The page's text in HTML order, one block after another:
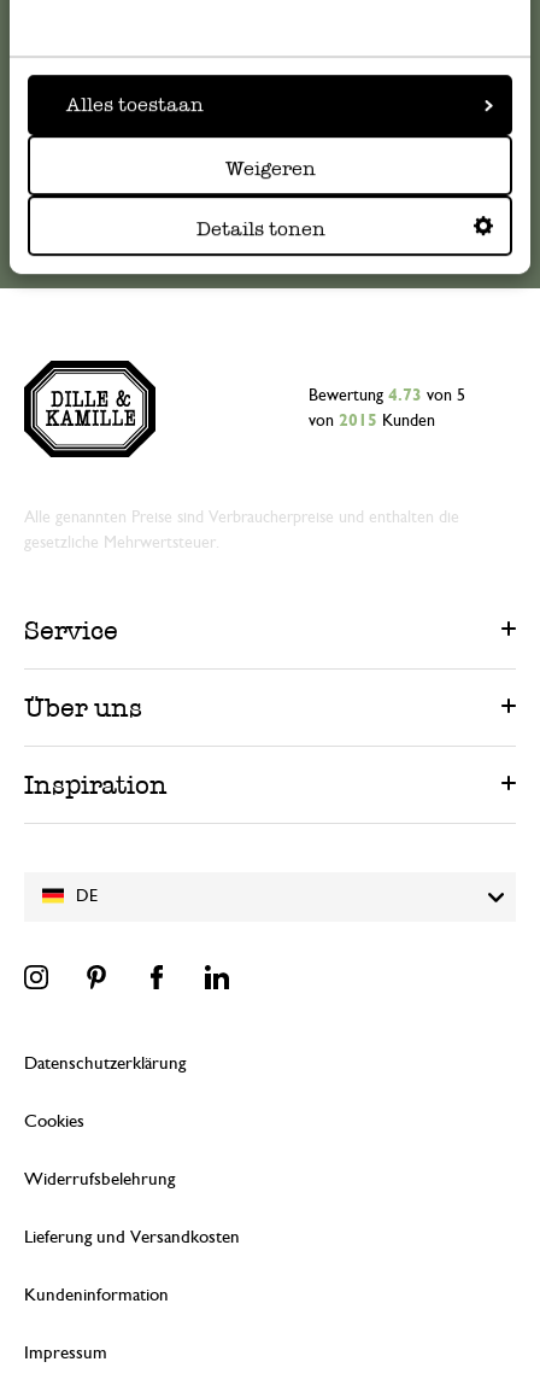
Alles toestaan
Weigeren
Details tonen
DE
Bewertung 4.73 von 5
von 2015 Kunden
Alle genannten Preise sind Verbraucherpreise und enthalten die
gesetzliche Mehrwertsteuer.
Service
Über uns
Inspiration
Datenschutzerklärung
Cookies
Widerrufsbelehrung
Lieferung und Versandkosten
Kundeninformation
Impressum